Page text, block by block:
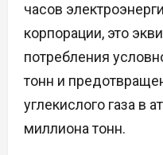
часов
корпорации, это
потребления
тонн и
углекислого газа в
миллиона тонн.